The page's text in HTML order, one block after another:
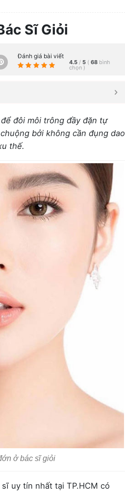
Sĩ Giỏi
Đánh giá bài viết
4.5 / 5 ( 68 bình
chọn )
đôi môi trông đầy đặn tự
bởi không cần đụng dao
thế.
ở bác sĩ giỏi
uy tín nhất tại TP.HCM có